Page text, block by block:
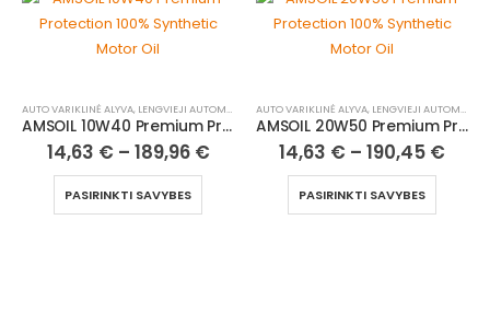
AUTO VARIKLINĖ ALYVA, LENGVIEJI AUTOMOBILIAI
AMSOIL 10W40 Premium Protection 100% Synthetic Motor Oil
14,63 € – 189,96 €
PASIRINKTI SAVYBES
AUTO VARIKLINĖ ALYVA, LENGVIEJI AUTOMOBILIAI
AMSOIL 20W50 Premium Protection 100% Synthetic Motor Oil
14,63 € – 190,45 €
PASIRINKTI SAVYBES